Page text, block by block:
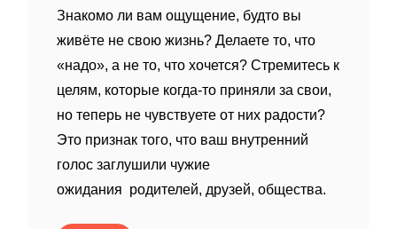
Знакомо ли вам ощущение, будто вы
живёте не свою жизнь? Делаете то, что
«надо», а не то, что хочется? Стремитесь к
целям, которые когда‑то приняли за свои,
но теперь не чувствуете от них радости?
Это признак того, что ваш внутренний
голос заглушили чужие
ожидания родителей, друзей, общества.